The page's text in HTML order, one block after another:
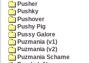
Pusher
Pushky
Pushover
Pushy Pig
Pussy Galore
Puzmania (v1)
Puzmania (v2)
Puzmania Schame